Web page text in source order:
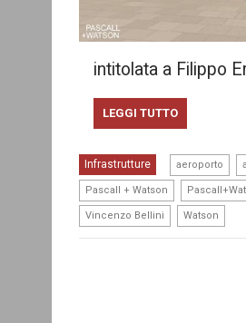
intitolata a Filippo
LEGGI TUTTO
Infrastrutture aeroporto
Pascall + Watson
Vincenzo Bellini Watson